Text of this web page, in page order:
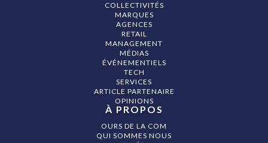
COLLECTIVITÉS
MARQUES
AGENCES
RETAIL
MANAGEMENT
MÉDIAS
ÉVÉNEMENTIELS
TECH
SERVICES
ARTICLE PARTENAIRE
OPINIONS
À PROPOS
OURS DE LA COM
QUI SOMMES NOUS